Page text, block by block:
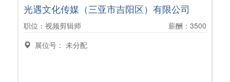
光遇文化传媒（三亚市吉阳区）有限公司
职位：视频剪辑师
薪酬：3500
展位号： 未分配